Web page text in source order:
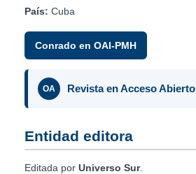
País: Cuba
Conrado en OAI-PMH
OA Revista en Acceso Abierto
Entidad editora
Editada por Universo Sur.